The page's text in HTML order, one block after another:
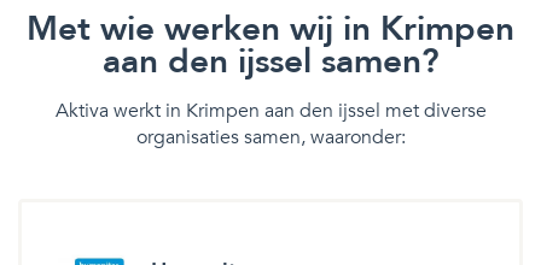
Met wie werken wij in Krimpen
aan den ijssel samen?
Aktiva werkt in Krimpen aan den ijssel met diverse
organisaties samen, waaronder: